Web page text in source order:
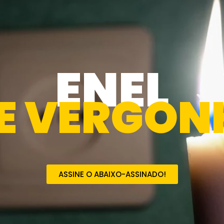
ENEL
ASSINE O ABAIXO-ASSINADO!